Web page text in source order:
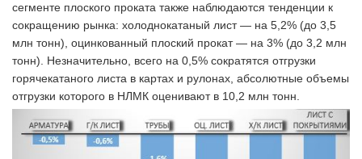
сегменте плоского проката также наблюдаются тенденции к
сокращению рынка: холоднокатаный лист — на 5,2% (до 3,5
млн тонн), оцинкованный плоский прокат — на 3% (до 3,2 млн
тонн). Незначительно, всего на 0,5% сократятся отгрузки
горячекатаного листа в картах и рулонах, абсолютные объемы
отгрузки которого в НЛМК оценивают в 10,2 млн тонн.